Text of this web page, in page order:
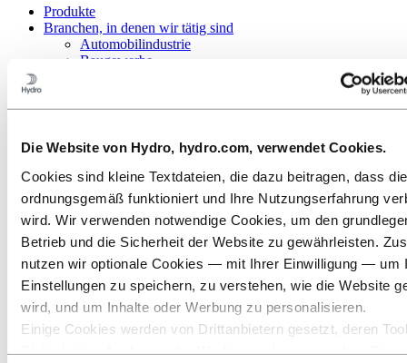
Die Website von Hydro, hydro.com, verwendet Cookies.
Cookies sind kleine Textdateien, die dazu beitragen, dass
ordnungsgemäß funktioniert und Ihre Nutzungserfahrung
wird. Wir verwenden notwendige Cookies, um den
Betrieb und die Sicherheit der Website zu gewährleisten.
nutzen wir optionale Cookies — mit Ihrer Einwilligung — um
Einstellungen zu speichern, zu verstehen, wie die Website
wird, und um Inhalte oder Werbung zu personalisieren.
Einige Cookies werden von Drittanbietern gesetzt, deren
Produkte
Branchen, in denen wir tätig sind
Automobilindustrie
Baugewerbe
HLK
Solarenergie
Wind
Onshore
Offshore
Erdwärme
Wärmemanagement
Öl und Gas
Industriedesign
Infrastruktur
Elektronik
Allgemeiner Maschinenbau
Über Aluminium
Innovationen, Forschung und Entwicklung
ALUMINIUM 2026